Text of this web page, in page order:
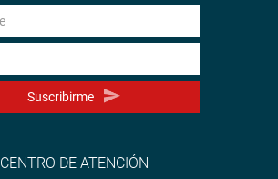
Suscribirme
CENTRO DE ATENCIÓN